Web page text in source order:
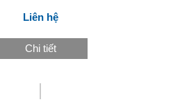
Liên hệ
Chi tiết